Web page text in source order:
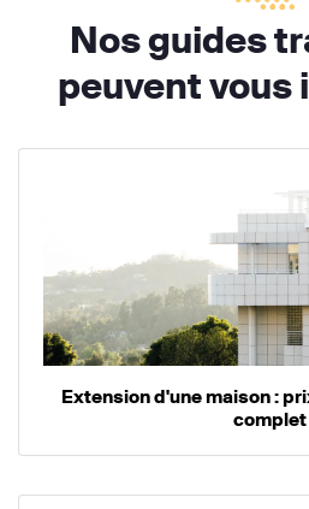
Nos guides
peuvent vous
Extension d'une maison :
complet